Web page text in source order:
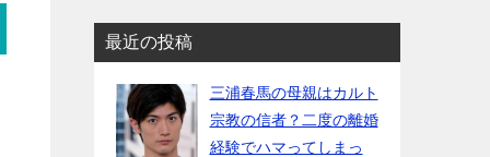
最近の投稿
三浦春馬の母親はカルト
宗教の信者？二度の離婚
経験でハマってしまっ